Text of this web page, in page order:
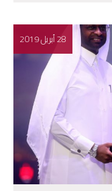
28 أبريل 2019